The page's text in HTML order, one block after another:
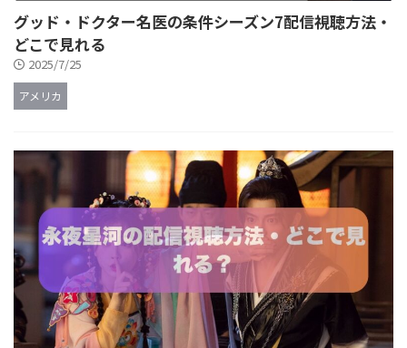
グッド・ドクター名医の条件シーズン7配信視聴方法・
どこで見れる
2025/7/25
アメリカ